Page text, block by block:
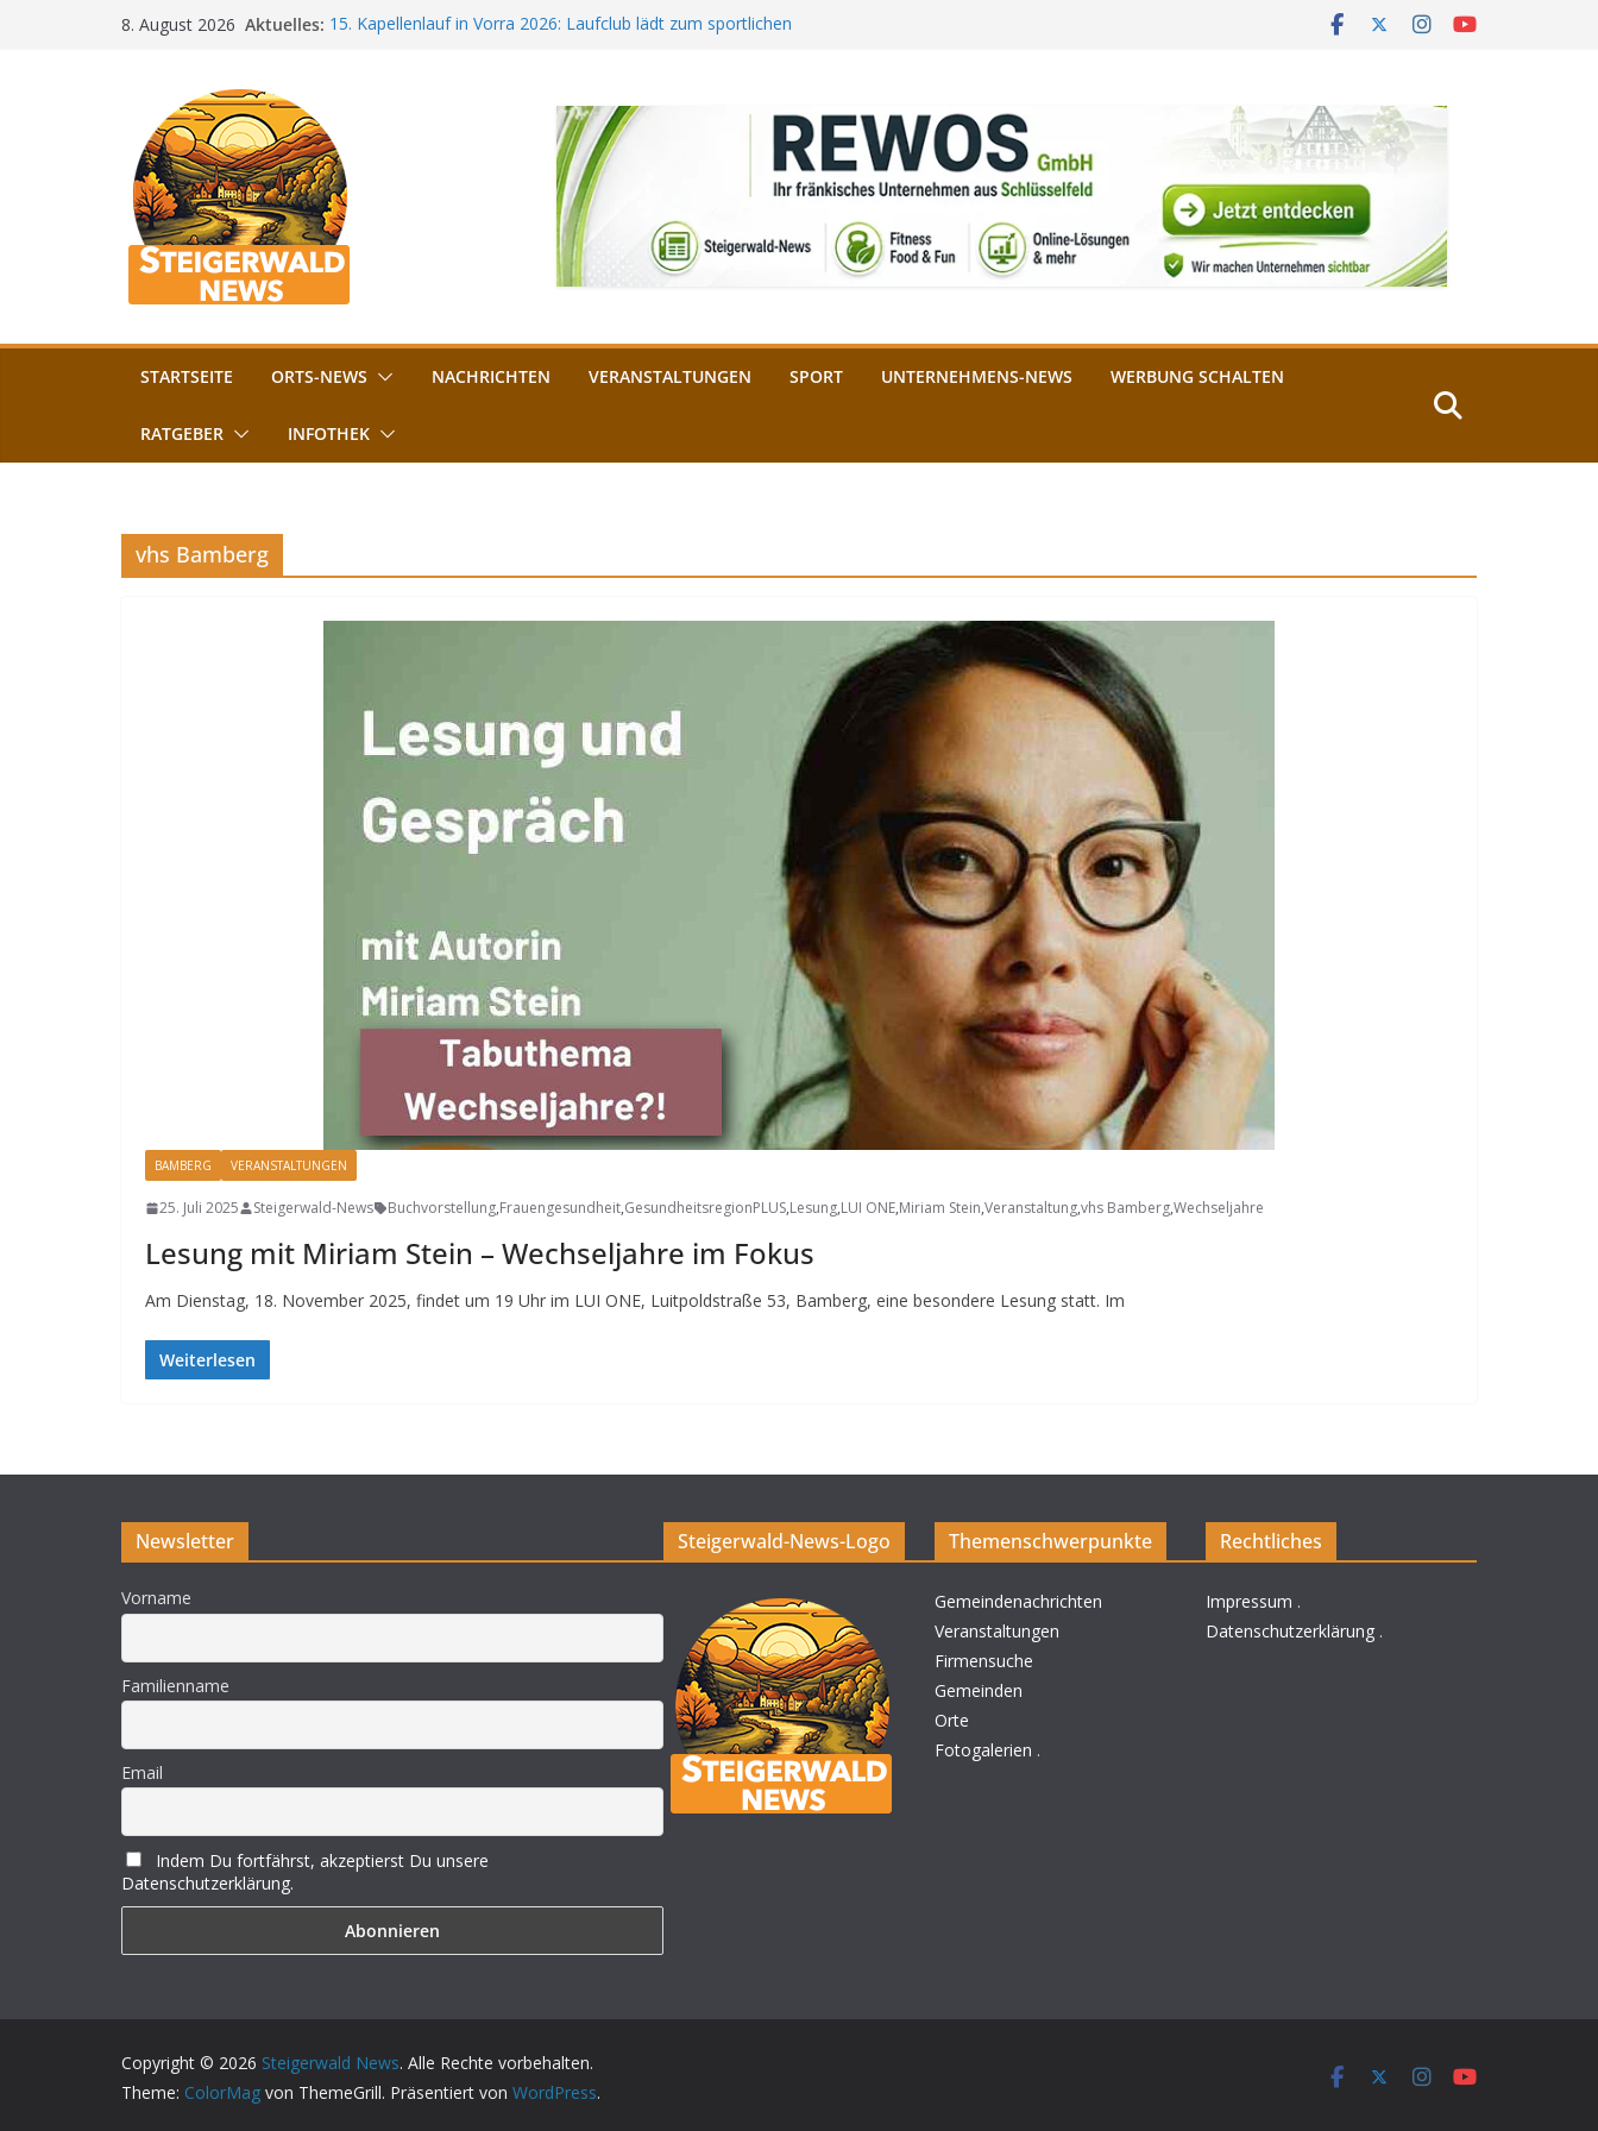
8. August 2026 Aktuelles: 15. Kapellenlauf in Vorra 2026: Laufclub lädt zum sportlichen
„Bamberger Böhnla“: Kaffee aus Bamberg unterstützt die
Lebenshilfe
Aschbacher Kerwa startet bald: Das ist heuer geboten
Vollsperrung am Friedhof in Schlüsselfeld: Kreuzung ab 3.
August gesperrt
STARTSEITE ORTS-NEWS NACHRICHTEN VERANSTALTUNGEN SPORT UNTERNEHMENS-NEWS WERBUNG SCHALTEN
RATGEBER INFOTHEK
vhs Bamberg
BAMBERG VERANSTALTUNGEN
25. Juli 2025 Steigerwald-News Buchvorstellung,Frauengesundheit,GesundheitsregionPLUS,Lesung,LUI ONE,Miriam Stein,Veranstaltung,vhs Bamberg,Wechseljahre
Lesung mit Miriam Stein – Wechseljahre im Fokus
Am Dienstag, 18. November 2025, findet um 19 Uhr im LUI ONE, Luitpoldstraße 53, Bamberg, eine besondere Lesung statt. Im
Weiterlesen
Newsletter
Vorname
Familienname
Email
Indem Du fortfährst, akzeptierst Du unsere
Datenschutzerklärung.
Steigerwald-News-Logo Themenschwerpunkte
Gemeindenachrichten
Veranstaltungen
Firmensuche
Gemeinden
Orte
Fotogalerien .
Rechtliches
Impressum .
Datenschutzerklärung .
Copyright © 2026 Steigerwald News. Alle Rechte vorbehalten.
Theme: ColorMag von ThemeGrill. Präsentiert von WordPress.